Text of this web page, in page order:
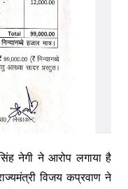
नेगी ने आरोप लगाया है
विजय कप्रवाण ने